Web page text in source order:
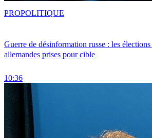
Guerre de désinformation russe : les
allemandes prises pour cible
10:36
PROPOLITIQUE